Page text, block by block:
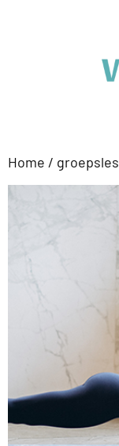
Home / groepsles